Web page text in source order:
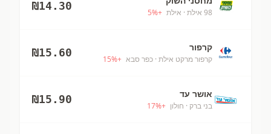
98 אילת · אילת +
5%
₪14.30
קרפור
קרפור מרקט אילת · כפר סבא +
15%
₪15.60
אושר עד
בני ברק · חולון +
17%
₪15.90